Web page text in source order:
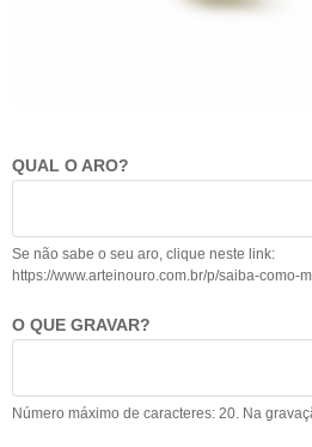
QUAL O ARO?
Se não sabe o seu aro, clique neste link:
https://www.arteinouro.com.br/p/saiba-como-
O QUE GRAVAR?
Número máximo de caracteres: 20. Na